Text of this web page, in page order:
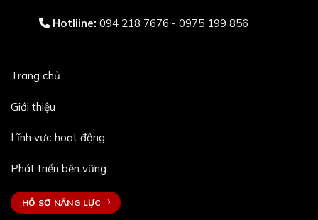
Hotliine: 094 218 7676 - 0975 199 856
Trang chủ
Giới thiệu
Lĩnh vực hoạt động
Phát triển bền vững
HỒ SƠ NĂNG LỰC